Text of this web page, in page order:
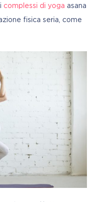
complessi di yoga asana
fisica seria, come